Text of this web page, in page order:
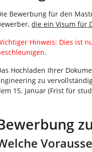
Bewerbung für den
die ein Visum für
Hinweis: Dies ist
Hochladen Ihrer
zu
15. Januar (Frist für